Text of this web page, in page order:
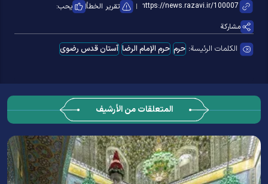
تقرير الخطأ
يحب:
مشاركة
الكلمات الرئيسة: حرم حرم الإمام الرضا آستان قدس رضوی
المتعلقات من الأرشيف